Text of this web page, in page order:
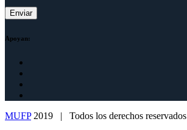
Apoyan:
MUFP2019 | Todos los derechos reservados